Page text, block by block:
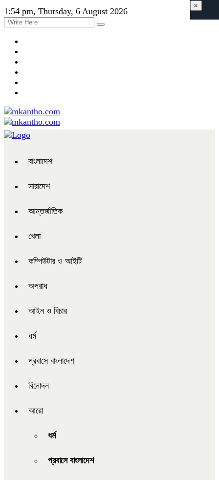
1:54 pm, Thursday, 6 August 2026
বাংলাদেশ
সারাদেশ
আন্তর্জাতিক
খেলা
কম্পিউটার ও আইটি
অপরাধ
আইন ও বিচার
ধর্ম
প্রবাসে বাংলাদেশ
বিনোদন
আরো
ধর্ম
প্রবাসে বাংলাদেশ
×